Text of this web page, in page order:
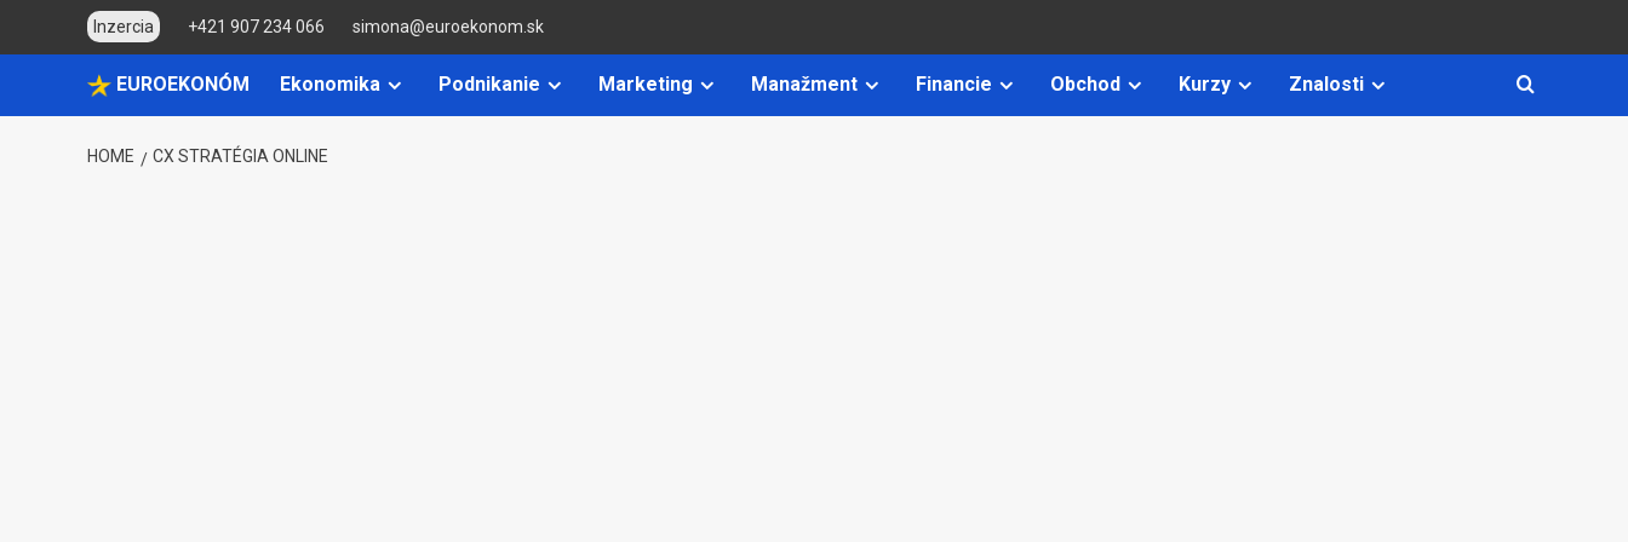
Inzercia +421 907 234 066 simona@euroekonom.sk
EUROEKONÓM Ekonomika Podnikanie Marketing Manažment Financie Obchod Kurzy Znalosti
HOME CX STRATÉGIA ONLINE